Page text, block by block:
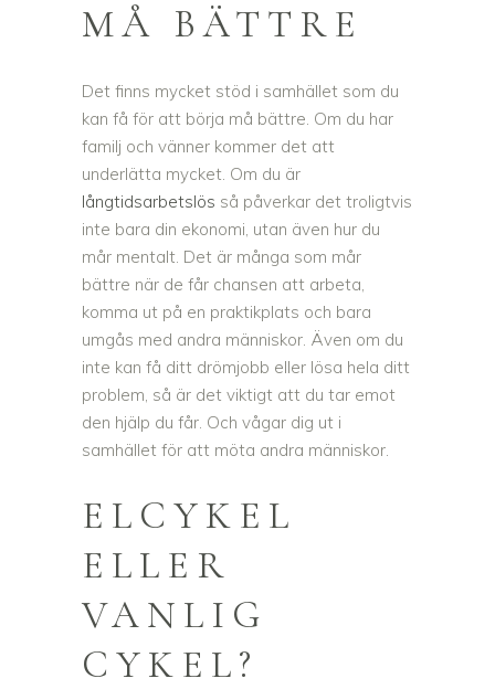
MÅ BÄTTRE
Det finns mycket stöd i samhället som du
kan få för att börja må bättre. Om du har
familj och vänner kommer det att
underlätta mycket. Om du är
långtidsarbetslös så påverkar det troligtvis
inte bara din ekonomi, utan även hur du
mår mentalt. Det är många som mår
bättre när de får chansen att arbeta,
komma ut på en praktikplats och bara
umgås med andra människor. Även om du
inte kan få ditt drömjobb eller lösa hela ditt
problem, så är det viktigt att du tar emot
den hjälp du får. Och vågar dig ut i
samhället för att möta andra människor.
ELCYKEL
ELLER
VANLIG
CYKEL?